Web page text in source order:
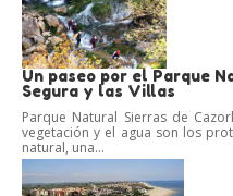
Un paseo por el Parque
Segura y las Villas
Parque Natural Sierras de
vegetación y el agua son los
natural, una...